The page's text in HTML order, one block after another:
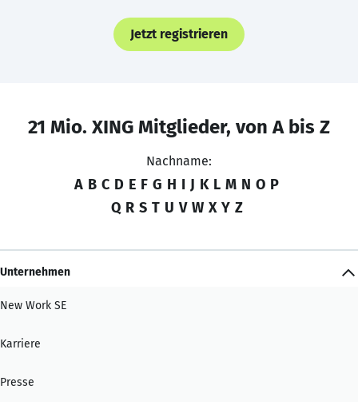
Jetzt registrieren
21 Mio. XING Mitglieder, von A bis Z
Nachname:
A B C D E F G H I J K L M N O P
Q R S T U V W X Y Z
Unternehmen
New Work SE
Karriere
Presse